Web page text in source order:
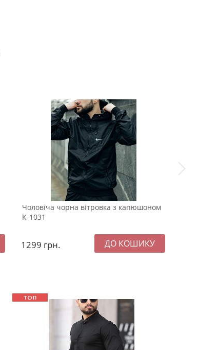
Чоловіча чорна вітровка з капюшоном
К-1031
1299 грн.